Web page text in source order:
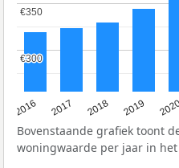
2016 2017 2018 2019
€300
€300
€350
€350
Bovenstaande grafiek toont
woningwaarde per jaar in